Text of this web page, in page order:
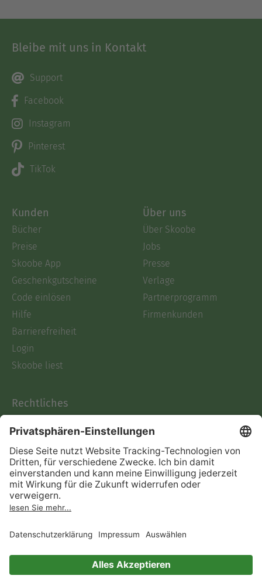
Bleibe mit uns in Kontakt
Support
Facebook
Instagram
Pinterest
TikTok
Kunden
Bücher
Preise
Skoobe App
Geschenkgutscheine
Code einlösen
Hilfe
Barrierefreiheit
Login
Skoobe liest
Über uns
Über Skoobe
Jobs
Presse
Verlage
Partnerprogramm
Firmenkunden
Rechtliches
AGB
Informationen nach Data
Act
Verträge hier kündigen
Impressum